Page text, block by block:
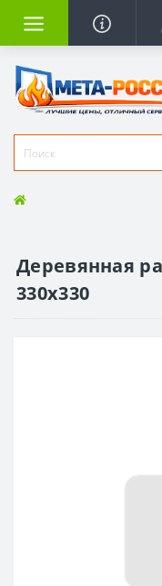
Деревянная
330х330